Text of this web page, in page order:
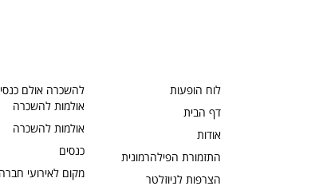
לוח הופעות
דף הבית
אודות
התזמורת הפילהרמונית
הצרפות לניוזלטר
להשכרה אולם
אולמות להשכרה
אולמות להשכרה
כנסים
מקום לאירועי חברה